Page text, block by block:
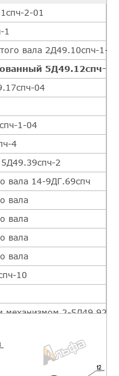
2-01
1
вала 2Д49.10спч-1-05
5Д49.12спч-5
04
1-04
4
2
вала 14-9ДГ.69спч
вала
вала
вала
вала
10
механизмом 2-
механизмом